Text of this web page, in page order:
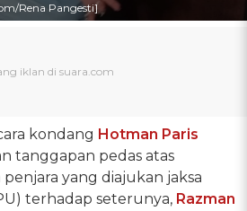
Rena Pangesti]
kondang Hotman Paris
tanggapan pedas atas
yang diajukan jaksa
terhadap seterunya, Razman